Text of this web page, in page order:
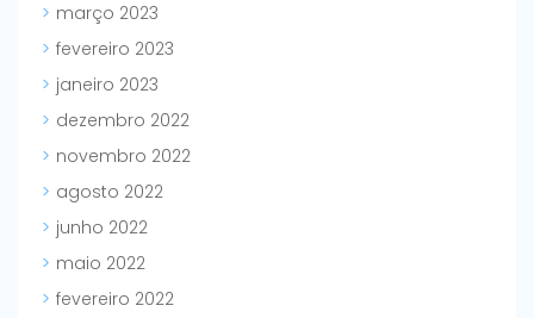
março 2023
fevereiro 2023
janeiro 2023
dezembro 2022
novembro 2022
agosto 2022
junho 2022
maio 2022
fevereiro 2022